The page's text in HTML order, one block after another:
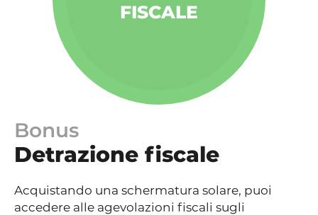
FISCALE
Bonus
Detrazione fiscale
Acquistando una schermatura solare, puoi
accedere alle agevolazioni fiscali sugli